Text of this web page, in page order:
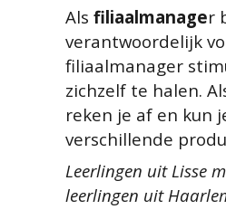
Als filiaalmanager
verantwoordelijk
filiaalmanager
zichzelf te halen.
reken je af en kun
verschillende
Leerlingen uit Lisse
leerlingen uit